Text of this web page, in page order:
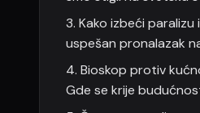
3. Kako izbeći paralizu
uspešan pronalazak
4. Bioskop protiv
Gde se krije